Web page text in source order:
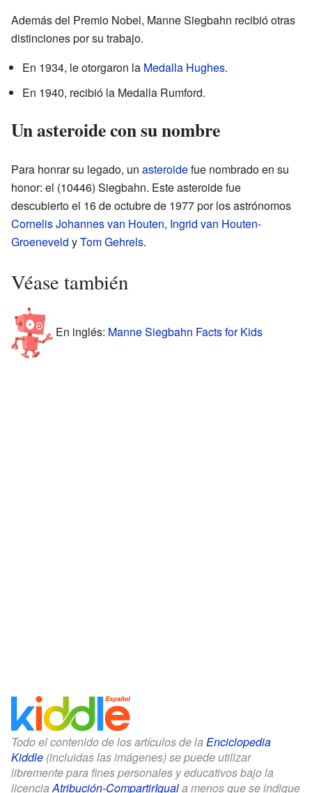
Además del Premio Nobel, Manne Siegbahn recibió otras
distinciones por su trabajo.
En 1934, le otorgaron la Medalla Hughes.
En 1940, recibió la Medalla Rumford.
Un asteroide con su nombre
Para honrar su legado, un asteroidefue nombrado en su
honor: el (10446) Siegbahn. Este asteroide fue
descubierto el 16 de octubre de 1977 por los astrónomos
Cornelis Johannes van Houten, Ingrid van Houten-
Groeneveld yTom Gehrels.
Véase también
En inglés: Manne Siegbahn Facts for Kids
Todo el contenido de los artículos de la Enciclopedia
Kiddle (incluidas las imágenes) se puede utilizar
libremente para fines personales y educativos bajo la
licenciaAtribución-CompartirIguala menos que se indique